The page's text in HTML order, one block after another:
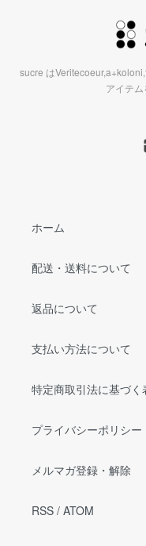
sucre は
アイテム
ホーム
配送・送料について
返品について
支払い方法について
特定商取引法に基づく
プライバシーポリシー
メルマガ登録・解除
RSS / ATOM